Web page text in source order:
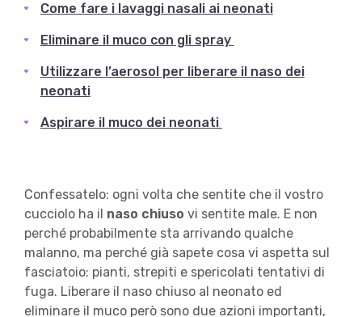
Come fare i lavaggi nasali ai neonati
Eliminare il muco con gli spray
Utilizzare l’aerosol per liberare il naso dei
neonati
Aspirare il muco dei neonati
Confessatelo: ogni volta che sentite che il vostro
cucciolo ha il naso chiuso vi sentite male. E non
perché probabilmente sta arrivando qualche
malanno, ma perché già sapete cosa vi aspetta sul
fasciatoio: pianti, strepiti e spericolati tentativi di
fuga. Liberare il naso chiuso al neonato ed
eliminare il muco però sono due azioni importanti,